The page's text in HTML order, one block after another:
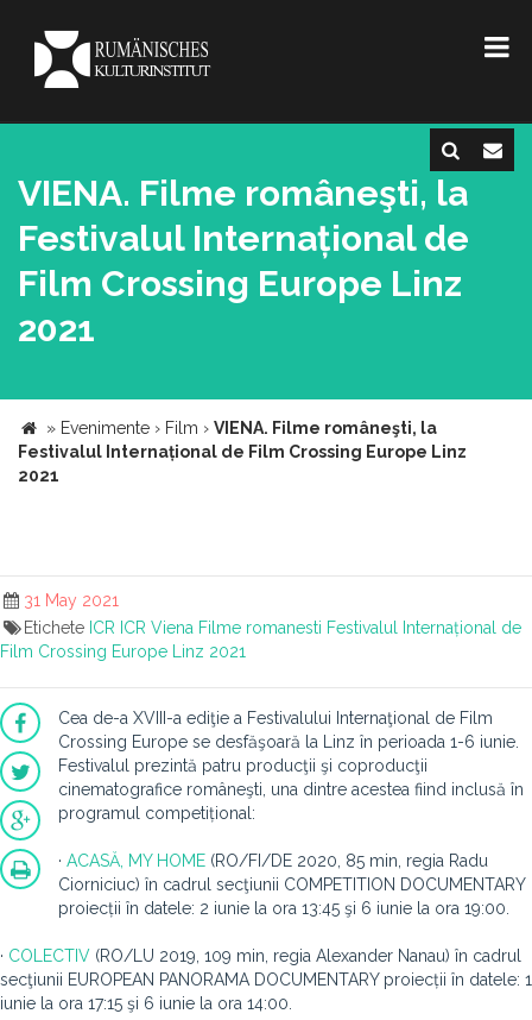
VIENA. Filme româneşti, la
Festivalul Internațional de
Film Crossing Europe Linz
2021
» Evenimente › Film › VIENA. Filme româneşti, la
Festivalul Internațional de Film Crossing Europe Linz
2021
31 May 2021
Etichete ICR ICR Viena Filme romanesti Festivalul Internațional de
Film Crossing Europe Linz 2021
Cea de-a XVIII-a ediţie a Festivalului Internaţional de Film
Crossing Europe se desfăşoară la Linz în perioada 1-6 iunie.
Festivalul prezintă patru producţii şi coproducţii
cinematografice româneşti, una dintre acestea fiind inclusă în
programul competițional:
· ACASĂ, MY HOME (RO/FI/DE 2020, 85 min, regia Radu
Ciorniciuc) în cadrul secţiunii COMPETITION DOCUMENTARY
proiecții în datele: 2 iunie la ora 13:45 şi 6 iunie la ora 19:00.
· COLECTIV (RO/LU 2019, 109 min, regia Alexander Nanau) în cadrul
secţiunii EUROPEAN PANORAMA DOCUMENTARY proiecții în datele: 1
iunie la ora 17:15 şi 6 iunie la ora 14:00.